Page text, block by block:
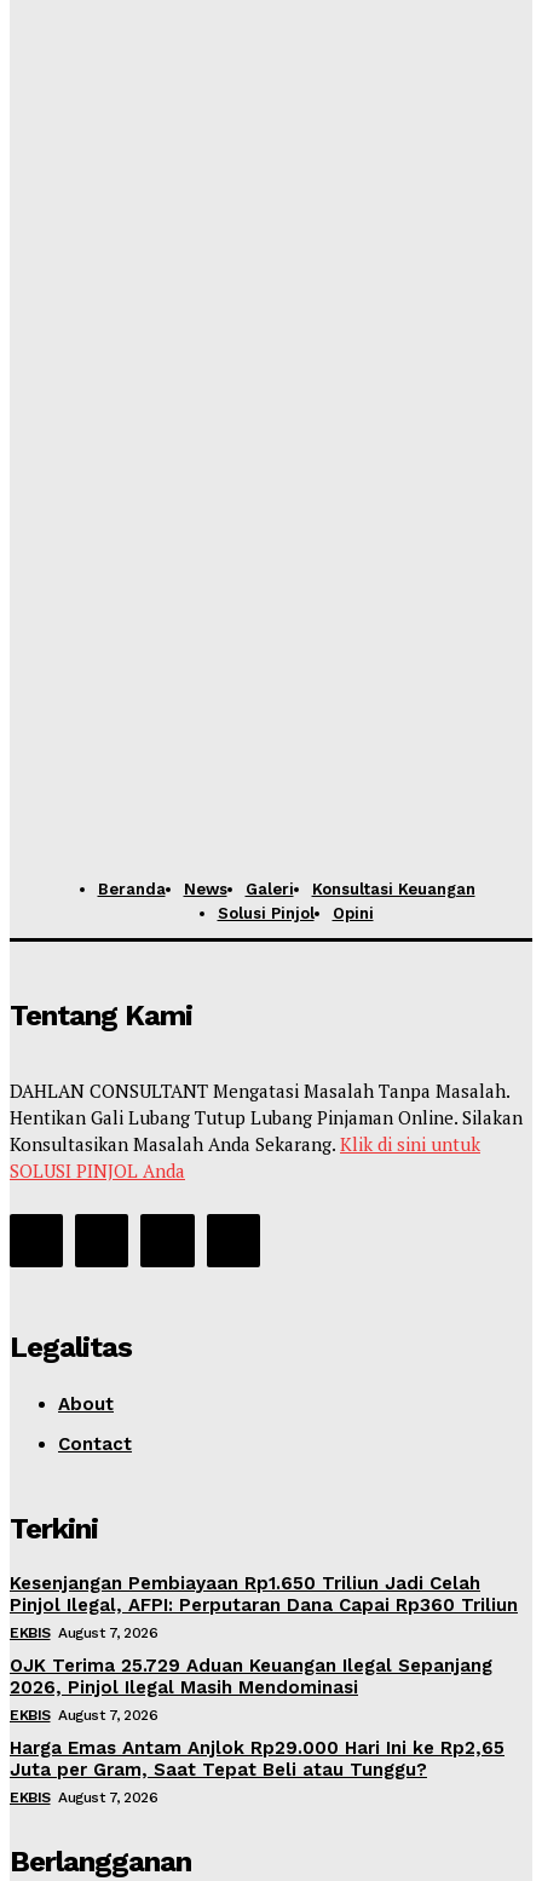
Beranda News Galeri
Konsultasi Keuangan
Solusi Pinjol
Opini
Tentang Kami
DAHLAN CONSULTANT Mengatasi Masalah Tanpa Masalah.
Hentikan Gali Lubang Tutup Lubang Pinjaman Online. Silakan
Konsultasikan Masalah Anda Sekarang. Klik di sini untuk
SOLUSI PINJOL Anda
Legalitas
About
Contact
Terkini
Kesenjangan Pembiayaan Rp1.650 Triliun Jadi Celah
Pinjol Ilegal, AFPI: Perputaran Dana Capai Rp360 Triliun
EKBIS August 7, 2026
OJK Terima 25.729 Aduan Keuangan Ilegal Sepanjang
2026, Pinjol Ilegal Masih Mendominasi
EKBIS August 7, 2026
Harga Emas Antam Anjlok Rp29.000 Hari Ini ke Rp2,65
Juta per Gram, Saat Tepat Beli atau Tunggu?
EKBIS August 7, 2026
Berlangganan